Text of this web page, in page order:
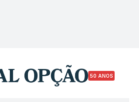
50 ANOS